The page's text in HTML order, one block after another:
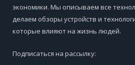
экономики. Мы описываем все
делаем обзоры устройств и
которые влияют на жизнь людей.
Подписаться на рассылку: